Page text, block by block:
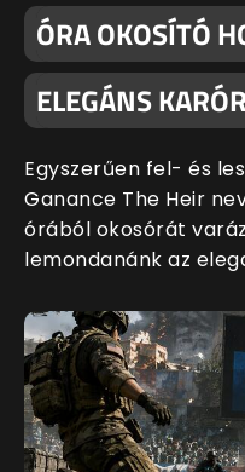
ÓRA OKOSÍTÓ
ELEGÁNS
Egyszerűen fel- és
Ganance The Heir
órából okosórát
lemondanánk az